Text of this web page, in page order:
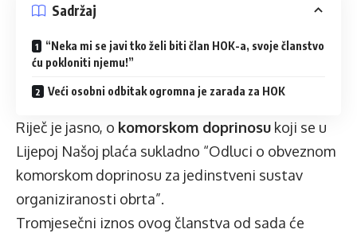
Sadržaj
“Neka mi se javi tko želi biti član HOK-a, svoje članstvo
ću pokloniti njemu!”
Veći osobni odbitak ogromna je zarada za HOK
Riječ je jasno, o komorskom doprinosu koji se u
Lijepoj Našoj plaća sukladno “Odluci o obveznom
komorskom doprinosu za jedinstveni sustav
organiziranosti obrta”.
Tromjesečni iznos ovog članstva od sada će